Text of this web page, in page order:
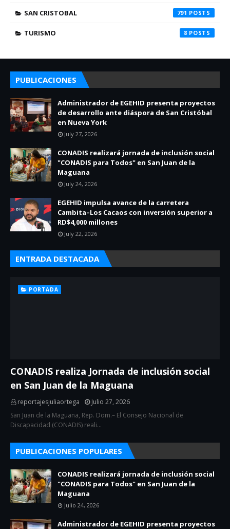
SAN CRISTOBAL 791
TURISMO 8
PUBLICACIONES
Administrador de EGEHID presenta proyectos
de desarrollo ante diáspora de San Cristóbal
en Nueva York
July 27, 2026
CONADIS realizará jornada de inclusión social
"CONADIS para Todos" en San Juan de la
Maguana
July 24, 2026
EGEHID impulsa avance de la carretera
Cambita–Los Cacaos con inversión superior a
RD$4,000 millones
July 22, 2026
ENTRADA DESTACADA
PORTADA
CONADIS realiza Jornada de inclusión social
en San Juan de la Maguana
reportajesjuliaortega
Julio 27, 2026
San Juan de la Maguana, Rep. Dom.– El Consejo Nacional de
Discapacidad (CONADIS) reali…
PUBLICACIONES POPULARES
CONADIS realizará jornada de inclusión social
"CONADIS para Todos" en San Juan de la
Maguana
Julio 24, 2026
Administrador de EGEHID presenta proyectos